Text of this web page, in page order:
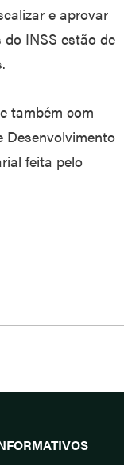
e aprovar
INSS estão de
também com
Desenvolvimento
feita pelo